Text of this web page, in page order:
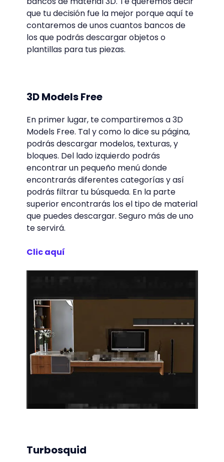
que tu decisión fue la mejor porque aquí te
contaremos de unos cuantos bancos de
los que podrás descargar objetos o
plantillas para tus piezas.
3D Models Free
En primer lugar, te compartiremos a 3D
Models Free. Tal y como lo dice su página,
podrás descargar modelos, texturas, y
bloques. Del lado izquierdo podrás
encontrar un pequeño menú donde
encontrarás diferentes categorías y así
podrás filtrar tu búsqueda. En la parte
superior encontrarás los el tipo de material
que puedes descargar. Seguro más de uno
te servirá.
Clic aquí
Turbosquid